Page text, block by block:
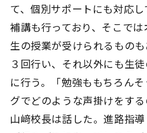
て、個別サポートにも対応
補講も行っており、そこで
生の授業が受けられるもの
３回行い、それ以外にも生
に行う。「勉強ももちろん
グでどのような声掛けをす
山﨑校長は話した。進路指